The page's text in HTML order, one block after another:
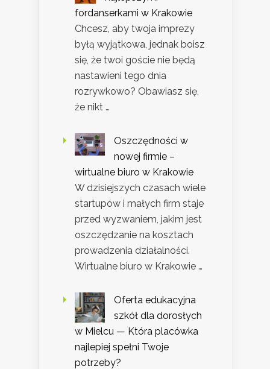
fordanserkami w Krakowie
Chcesz, aby twoja imprezy
byłą wyjątkowa, jednak boisz
się, że twoi goście nie będą
nastawieni tego dnia
rozrywkowo? Obawiasz się,
że nikt …
Oszczędności w
nowej firmie –
wirtualne biuro w Krakowie
W dzisiejszych czasach wiele
startupów i małych firm staje
przed wyzwaniem, jakim jest
oszczędzanie na kosztach
prowadzenia działalności.
Wirtualne biuro w Krakowie …
Oferta edukacyjna
szkół dla dorosłych
w Mielcu — Która placówka
najlepiej spełni Twoje
potrzeby?